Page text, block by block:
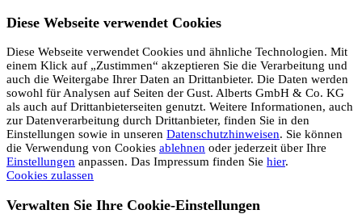
Diese Webseite verwendet Cookies
Diese Webseite verwendet Cookies und ähnliche Technologien. Mit
einem Klick auf „Zustimmen“ akzeptieren Sie die Verarbeitung und
auch die Weitergabe Ihrer Daten an Drittanbieter. Die Daten werden
sowohl für Analysen auf Seiten der Gust. Alberts GmbH & Co. KG
als auch auf Drittanbieterseiten genutzt. Weitere Informationen, auch
zur Datenverarbeitung durch Drittanbieter, finden Sie in den
Einstellungen sowie in unseren Datenschutzhinweisen. Sie können
die Verwendung von Cookies ablehnen oder jederzeit über Ihre
Einstellungen anpassen. Das Impressum finden Sie hier.
Cookies zulassen
Verwalten Sie Ihre Cookie-Einstellungen